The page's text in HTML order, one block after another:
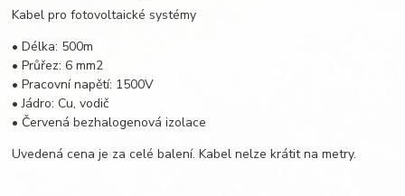
Kabel pro fotovoltaické systémy
• Délka: 500m
• Průřez: 6 mm2
• Pracovní napětí: 1500V
• Jádro: Cu, vodič
• Červená bezhalogenová izolace
Uvedená cena je za celé balení. Kabel nelze krátit na metry.